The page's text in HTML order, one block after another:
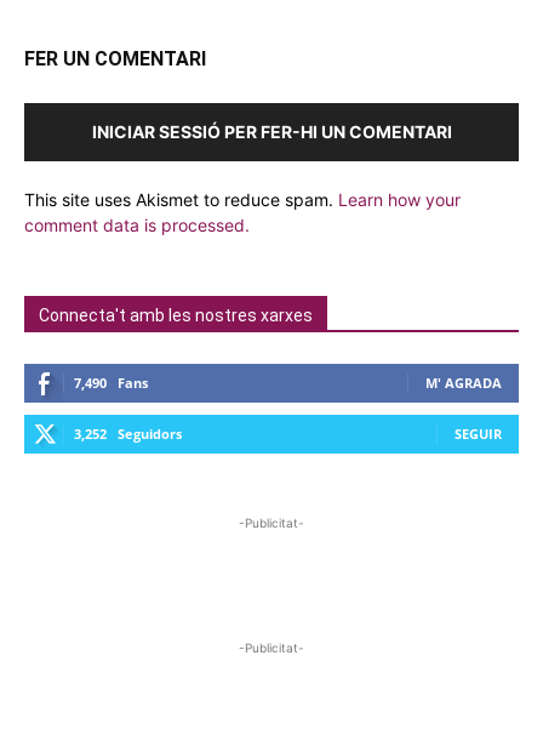
FER UN COMENTARI
INICIAR SESSIÓ PER FER-HI UN COMENTARI
This site uses Akismet to reduce spam. Learn how your
comment data is processed.
Connecta't amb les nostres xarxes
7,490 Fans M' AGRADA
3,252 Seguidors SEGUIR
-Publicitat-
-Publicitat-